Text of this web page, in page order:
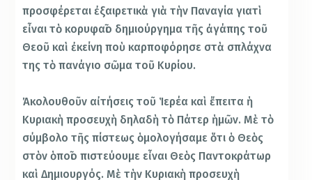
προσφέρεται ἐξαιρετικὰ γιὰ τὴν Παναγία γιατὶ
εἶναι τὸ κορυφαῖο δημιούργημα τῆς ἀγάπης τοῦ
Θεοῦ καὶ ἐκείνη ποὺ καρποφόρησε στὰ σπλάχνα
της τὸ πανάγιο σῶμα τοῦ Κυρίου.
Ἀκολουθοῦν αἰτήσεις τοῦ Ἱερέα καὶ ἔπειτα ἡ
Κυριακὴ προσευχὴ δηλαδὴ τὸ Πάτερ ἡμῶν. Μὲ τὸ
σύμβολο τῆς πίστεως ὁμολογήσαμε ὅτι ὁ Θεὸς
στὸν ὁποῖο πιστεύουμε εἶναι Θεὸς Παντοκράτωρ
καὶ Δημιουργός. Μὲ τὴν Κυριακὴ προσευχὴ